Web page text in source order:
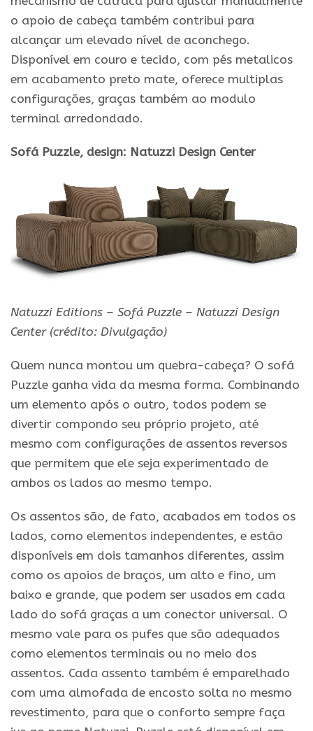
o apoio de cabeça também contribui para
alcançar um elevado nível de aconchego.
Disponível em couro e tecido, com pés metalicos
em acabamento preto mate, oferece multiplas
configurações, graças também ao modulo
terminal arredondado.
Sofá Puzzle, design: Natuzzi Design Center
Natuzzi Editions – Sofá Puzzle – Natuzzi Design
Center (crédito: Divulgação)
Quem nunca montou um quebra-cabeça? O sofá
Puzzle ganha vida da mesma forma. Combinando
um elemento após o outro, todos podem se
divertir compondo seu próprio projeto, até
mesmo com configurações de assentos reversos
que permitem que ele seja experimentado de
ambos os lados ao mesmo tempo.
Os assentos são, de fato, acabados em todos os
lados, como elementos independentes, e estão
disponíveis em dois tamanhos diferentes, assim
como os apoios de braços, um alto e fino, um
baixo e grande, que podem ser usados em cada
lado do sofá graças a um conector universal. O
mesmo vale para os pufes que são adequados
como elementos terminais ou no meio dos
assentos. Cada assento também é emparelhado
com uma almofada de encosto solta no mesmo
revestimento, para que o conforto sempre faça